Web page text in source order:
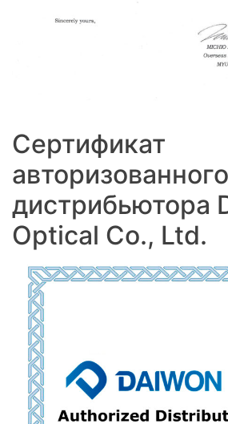
Сертификат
авторизованного
дистрибьютора
Optical Co., Ltd.